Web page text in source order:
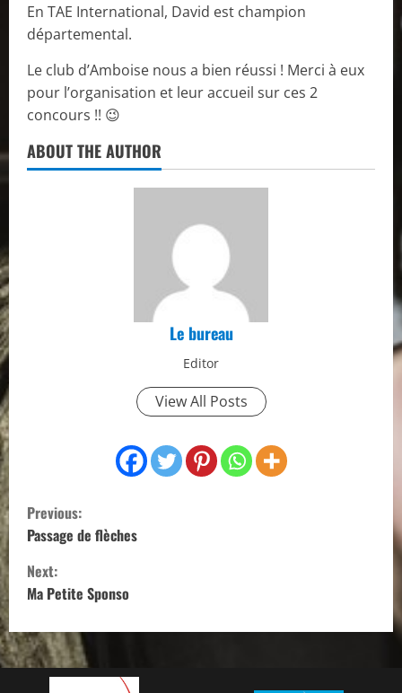
En TAE International, David est champion
départemental.
Le club d’Amboise nous a bien réussi ! Merci à eux
pour l’organisation et leur accueil sur ces 2
concours !! 😉
ABOUT THE AUTHOR
Le bureau
Editor
View All Posts
C
o
n
i
Previous:
Passage de flèches
Next:
Ma Petite Sponso